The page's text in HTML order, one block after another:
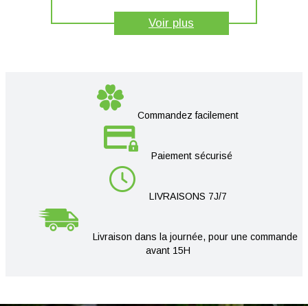
Voir plus
Commandez facilement
Paiement sécurisé
LIVRAISONS 7J/7
Livraison dans la journée, pour une commande
avant 15H